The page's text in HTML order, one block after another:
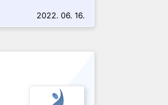
2022. 06. 16.